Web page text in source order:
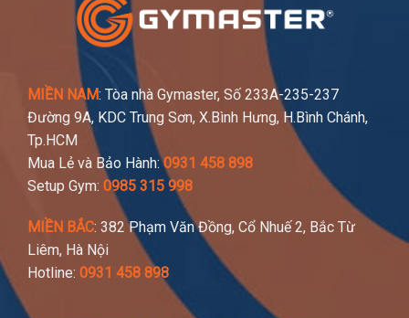
MIỀN NAM: Tòa nhà Gymaster, Số 233A-235-237
Đường 9A, KDC Trung Sơn, X.Bình Hưng, H.Bình Chánh,
Tp.HCM
Mua Lẻ và Bảo Hành:0931 458 898
Setup Gym: 0985 315 998
MIỀN BẮC: 382 Phạm Văn Đồng, Cổ Nhuế 2, Bắc Từ
Liêm, Hà Nội
Hotline: 0931 458 898